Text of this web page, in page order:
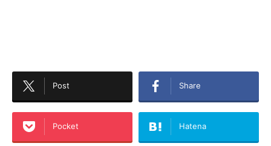
Post Share
Pocket Hatena